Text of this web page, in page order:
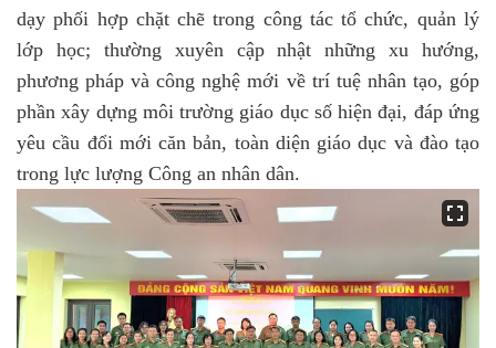
dạy phối hợp chặt chẽ trong công tác tổ chức, quản lý
lớp học; thường xuyên cập nhật những xu hướng,
phương pháp và công nghệ mới về trí tuệ nhân tạo, góp
phần xây dựng môi trường giáo dục số hiện đại, đáp ứng
yêu cầu đổi mới căn bản, toàn diện giáo dục và đào tạo
trong lực lượng Công an nhân dân.